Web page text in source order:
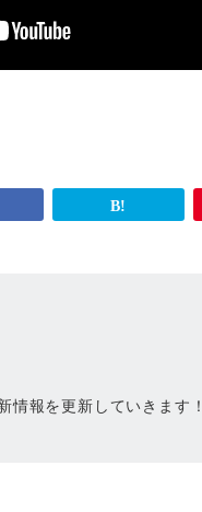
情報を更新していきます！